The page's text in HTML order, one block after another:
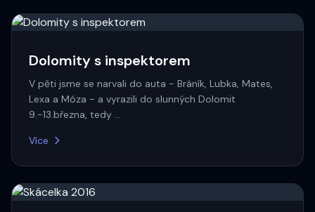
Dolomity s inspektorem
V pěti jsme se narvali do auta - Bráník, Lubka, Mates,
Lexa a Móza - a vyrazili do slunných Dolomit
9.-13.března, tedy …
Více